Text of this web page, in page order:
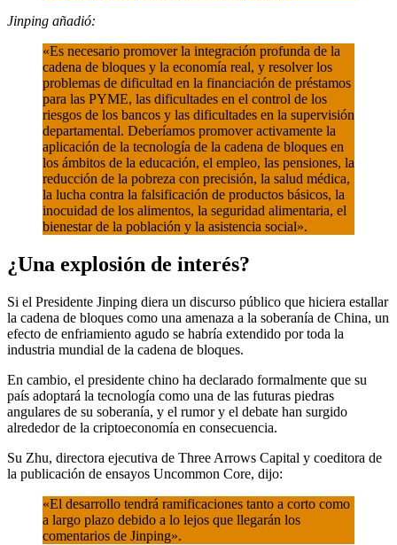
Jinping añadió:
«Es necesario promover la integración profunda de la
cadena de bloques y la economía real, y resolver los
problemas de dificultad en la financiación de préstamos
para las PYME, las dificultades en el control de los
riesgos de los bancos y las dificultades en la supervisión
departamental. Deberíamos promover activamente la
aplicación de la tecnología de la cadena de bloques en
los ámbitos de la educación, el empleo, las pensiones, la
reducción de la pobreza con precisión, la salud médica,
la lucha contra la falsificación de productos básicos, la
inocuidad de los alimentos, la seguridad alimentaria, el
bienestar de la población y la asistencia social».
¿Una explosión de interés?
Si el Presidente Jinping diera un discurso público que hiciera estallar
la cadena de bloques como una amenaza a la soberanía de China, un
efecto de enfriamiento agudo se habría extendido por toda la
industria mundial de la cadena de bloques.
En cambio, el presidente chino ha declarado formalmente que su
país adoptará la tecnología como una de las futuras piedras
angulares de su soberanía, y el rumor y el debate han surgido
alrededor de la criptoeconomía en consecuencia.
Su Zhu, directora ejecutiva de Three Arrows Capital y coeditora de
la publicación de ensayos Uncommon Core, dijo:
«El desarrollo tendrá ramificaciones tanto a corto como
a largo plazo debido a lo lejos que llegarán los
comentarios de Jinping».